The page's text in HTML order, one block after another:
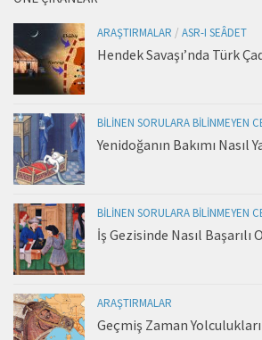
ARAŞTIRMALAR / ASR-I SEÂDET
Hendek Savaşı’nda Türk
BILINEN SORULARA BILINMEYEN
Yenidoğanın Bakımı Nasıl
BILINEN SORULARA BILINMEYEN
İş Gezisinde Nasıl Başarılı
ARAŞTIRMALAR
Geçmiş Zaman Yolculukları